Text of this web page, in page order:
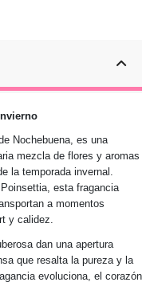
Nochebuena, es una
mezcla de flores y aromas
la temporada invernal.
esta fragancia
a momentos
y calidez.
dan una apertura
que resalta la pureza y la
evoluciona, el corazón